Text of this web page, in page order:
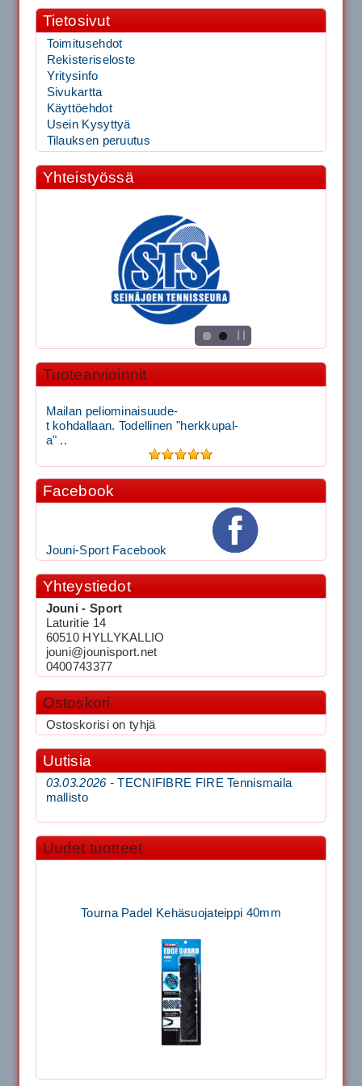
Tietosivut
Toimitusehdot
Rekisteriseloste
Yritysinfo
Sivukartta
Käyttöehdot
Usein Kysyttyä
Tilauksen peruutus
Yhteistyössä
Tuotearvioinnit
Mailan peliominaisuude-
t kohdallaan. Todellinen "herkkupal-
a" ..
Facebook
Jouni-Sport Facebook
Yhteystiedot
Jouni - Sport
Laturitie 14
60510 HYLLYKALLIO
jouni@jounisport.net
0400743377
Ostoskori
Ostoskorisi on tyhjä
Uutisia
03.03.2026 -TECNIFIBRE FIRE Tennismaila
mallisto
Uudet tuotteet
Tourna Padel Kehäsuojateippi 40mm